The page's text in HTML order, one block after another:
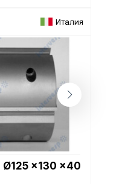
Италия
Ø125 x130 x40
Политика в
обработки сookies